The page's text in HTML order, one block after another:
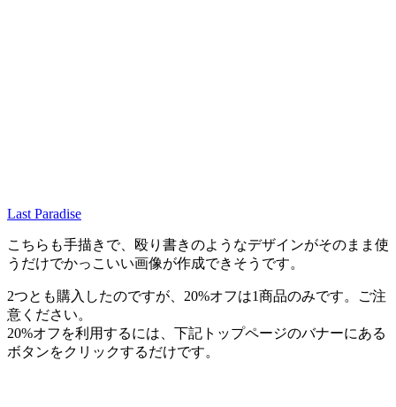
Last Paradise
こちらも手描きで、殴り書きのようなデザインがそのまま使
うだけでかっこいい画像が作成できそうです。
2つとも購入したのですが、20%オフは1商品のみです。ご注
意ください。
20%オフを利用するには、下記トップページのバナーにある
ボタンをクリックするだけです。